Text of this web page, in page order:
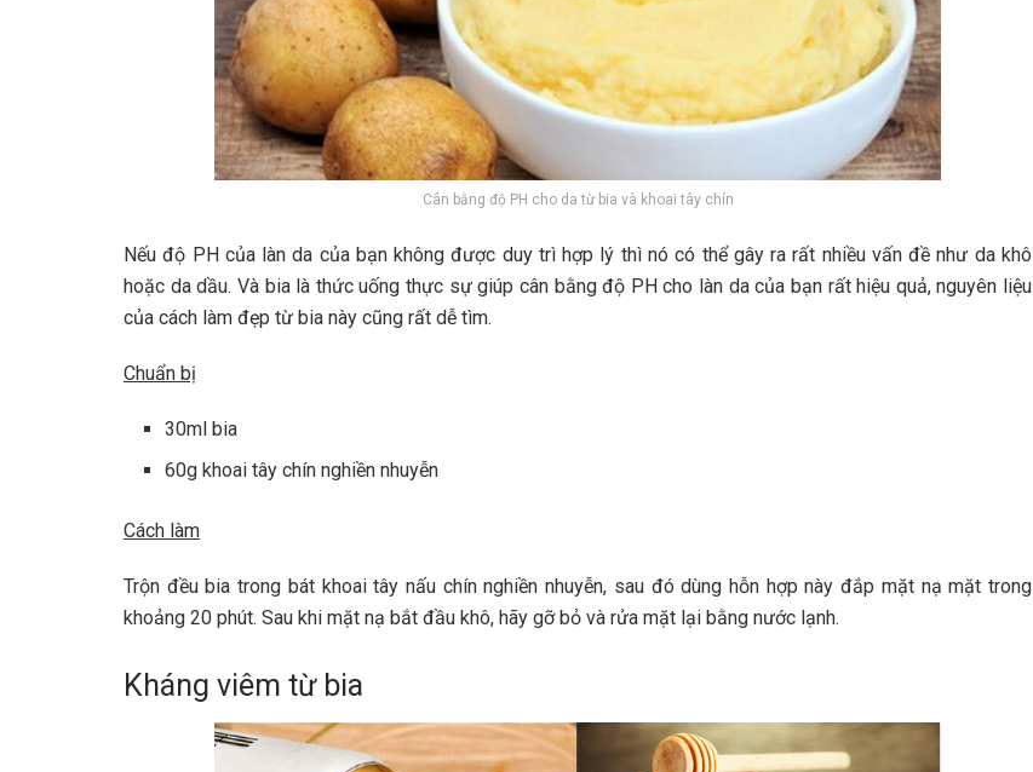
Cân bằng độ PH cho da từ bia và khoai tây chín
Nếu độ PH của làn da của bạn không được duy trì hợp lý thì nó có thể gây ra rất nhiều vấn đề như da khô
hoặc da dầu. Và bia là thức uống thực sự giúp cân bằng độ PH cho làn da của bạn rất hiệu quả, nguyên liệu
của cách làm đẹp từ bia này cũng rất dễ tìm.
Chuẩn bị
30ml bia
60g khoai tây chín nghiền nhuyễn
Cách làm
Trộn đều bia trong bát khoai tây nấu chín nghiền nhuyễn, sau đó dùng hỗn hợp này đắp mặt nạ mặt trong
khoảng 20 phút. Sau khi mặt nạ bắt đầu khô, hãy gỡ bỏ và rửa mặt lại bằng nước lạnh.
Kháng viêm từ bia